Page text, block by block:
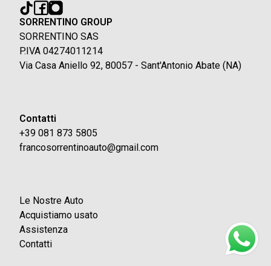
SORRENTINO GROUP
SORRENTINO SAS
P.IVA 04274011214
Via Casa Aniello 92, 80057 - Sant'Antonio Abate (NA)
Contatti
+39 081 873 5805
francosorrentinoauto@gmail.com
Le Nostre Auto
Acquistiamo usato
Assistenza
Contatti